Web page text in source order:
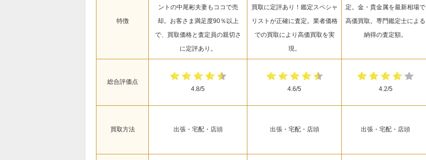
特徴
ントの中尾彬夫妻もココで売
却。お客さま満足度90％以上
で、買取価格と査定員の親切さ
に定評あり。
買取に定評あり！鑑定スペシャ
リストが正確に査定。業者価格
での買取により高価買取を実
現。
定。金・貴金属を最新相場で
高価買取。専門鑑定士による
納得の査定額。
総合評価点
4.8/5
4.6/5 4.2/5
買取方法 出張・宅配・店頭 出張・宅配・店頭 出張・宅配・店頭